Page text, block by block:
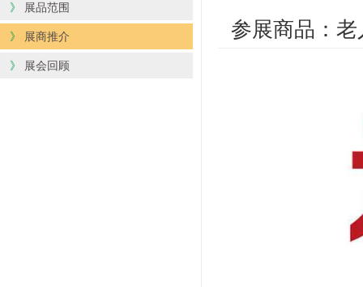
》 展品范围
》 展商推介
》 展会回顾
参展商品：